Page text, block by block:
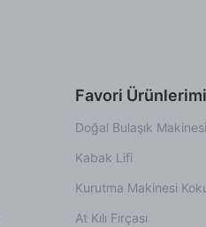
Favori
Doğal Bulaşık
Kabak Lifi
Kurutma Makinesi
At Kılı Fırçası